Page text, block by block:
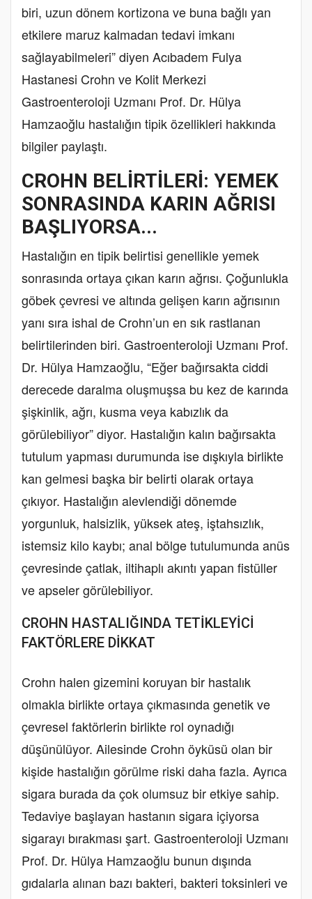
biri, uzun dönem kortizona ve buna bağlı yan
etkilere maruz kalmadan tedavi imkanı
sağlayabilmeleri” diyen Acıbadem Fulya
Hastanesi Crohn ve Kolit Merkezi
Gastroenteroloji Uzmanı Prof. Dr. Hülya
Hamzaoğlu hastalığın tipik özellikleri hakkında
bilgiler paylaştı.
CROHN BELİRTİLERİ: YEMEK
SONRASINDA KARIN AĞRISI
BAŞLIYORSA...
Hastalığın en tipik belirtisi genellikle yemek
sonrasında ortaya çıkan karın ağrısı. Çoğunlukla
göbek çevresi ve altında gelişen karın ağrısının
yanı sıra ishal de Crohn’un en sık rastlanan
belirtilerinden biri. Gastroenteroloji Uzmanı Prof.
Dr. Hülya Hamzaoğlu, “Eğer bağırsakta ciddi
derecede daralma oluşmuşsa bu kez de karında
şişkinlik, ağrı, kusma veya kabızlık da
görülebiliyor” diyor. Hastalığın kalın bağırsakta
tutulum yapması durumunda ise dışkıyla birlikte
kan gelmesi başka bir belirti olarak ortaya
çıkıyor. Hastalığın alevlendiği dönemde
yorgunluk, halsizlik, yüksek ateş, iştahsızlık,
istemsiz kilo kaybı; anal bölge tutulumunda anüs
çevresinde çatlak, iltihaplı akıntı yapan fistüller
ve apseler görülebiliyor.
CROHN HASTALIĞINDA TETİKLEYİCİ
FAKTÖRLERE DİKKAT
Crohn halen gizemini koruyan bir hastalık
olmakla birlikte ortaya çıkmasında genetik ve
çevresel faktörlerin birlikte rol oynadığı
düşünülüyor. Ailesinde Crohn öyküsü olan bir
kişide hastalığın görülme riski daha fazla. Ayrıca
sigara burada da çok olumsuz bir etkiye sahip.
Tedaviye başlayan hastanın sigara içiyorsa
sigarayı bırakması şart. Gastroenteroloji Uzmanı
Prof. Dr. Hülya Hamzaoğlu bunun dışında
gıdalarla alınan bazı bakteri, bakteri toksinleri ve